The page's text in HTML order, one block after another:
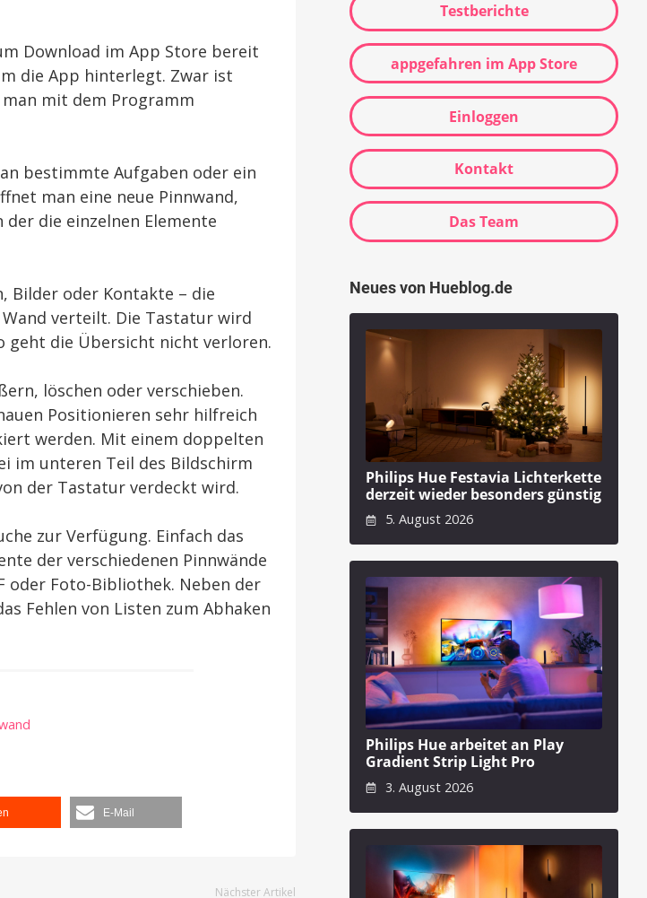
Download im App Store bereit
die App hinterlegt. Zwar ist
mit dem Programm
bestimmte Aufgaben oder ein
man eine neue Pinnwand,
die einzelnen Elemente
Bilder oder Kontakte – die
verteilt. Die Tastatur wird
geht die Übersicht nicht verloren.
löschen oder verschieben.
Positionieren sehr hilfreich
werden. Mit einem doppelten
im unteren Teil des Bildschirm
der Tastatur verdeckt wird.
zur Verfügung. Einfach das
der verschiedenen Pinnwände
oder Foto-Bibliothek. Neben der
Fehlen von Listen zum Abhaken
E-Mail
Nächster Artikel
Testberichte
appgefahren im App Store
Einloggen
Kontakt
Das Team
Neues von Hueblog.de
Philips Hue Festavia Lichterkette
derzeit wieder besonders günstig
5. August 2026
Philips Hue arbeitet an Play
Gradient Strip Light Pro
3. August 2026